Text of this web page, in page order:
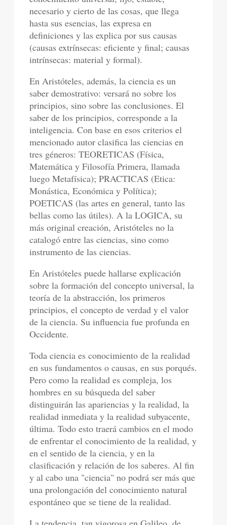
necesario y cierto de las cosas, que llega
hasta sus esencias, las expresa en
definiciones y las explica por sus causas
(causas extrínsecas: eficiente y final; causas
intrínsecas: material y formal).
En Aristóteles, además, la ciencia es un
saber demostrativo: versará no sobre los
principios, sino sobre las conclusiones. El
saber de los principios, corresponde a la
inteligencia. Con base en esos criterios el
mencionado autor clasifica las ciencias en
tres géneros: TEORETICAS (Física,
Matemática y Filosofía Primera, llamada
luego Metafísica); PRACTICAS (Etica:
Monástica, Económica y Política);
POETICAS (las artes en general, tanto las
bellas como las útiles). A la LOGICA, su
más original creación, Aristóteles no la
catalogó entre las ciencias, sino como
instrumento de las ciencias.
En Aristóteles puede hallarse explicación
sobre la formación del concepto universal, la
teoría de la abstracción, los primeros
principios, el concepto de verdad y el valor
de la ciencia. Su influencia fue profunda en
Occidente.
Toda ciencia es conocimiento de la realidad
en sus fundamentos o causas, en sus porqués.
Pero como la realidad es compleja, los
hombres en su búsqueda del saber
distinguirán las apariencias y la realidad, la
realidad inmediata y la realidad subyacente,
última. Todo esto traerá cambios en el modo
de enfrentar el conocimiento de la realidad, y
en el sentido de la ciencia, y en la
clasificación y relación de los saberes. Al fin
y al cabo una "ciencia" no podrá ser más que
una prolongación del conocimiento natural
espontáneo que se tiene de la realidad.